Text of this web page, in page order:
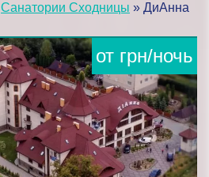
Санатории Сходницы » ДиАнна
от грн/ночь